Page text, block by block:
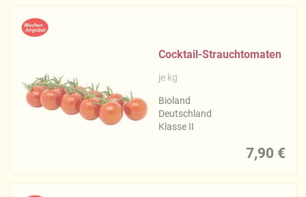
Cocktail-Strauchtomaten
je kg
Bioland
Deutschland
Klasse II
7,90 €